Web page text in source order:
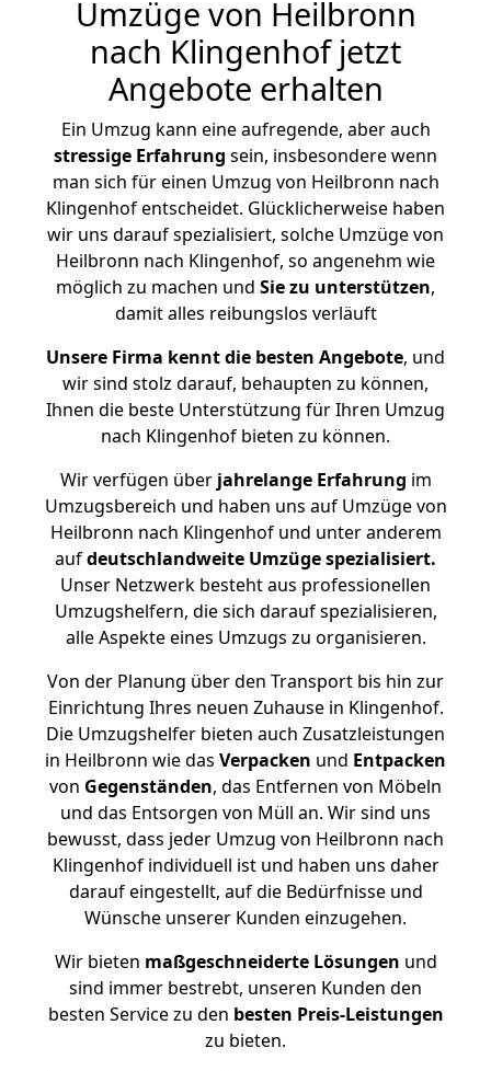
Umzüge von Heilbronn
nach Klingenhof jetzt
Angebote erhalten
Ein Umzug kann eine aufregende, aber auch
stressige Erfahrung sein, insbesondere wenn
man sich für einen Umzug von Heilbronn nach
Klingenhof entscheidet. Glücklicherweise haben
wir uns darauf spezialisiert, solche Umzüge von
Heilbronn nach Klingenhof, so angenehm wie
möglich zu machen und Sie zu unterstützen,
damit alles reibungslos verläuft
Unsere Firma kennt die besten Angebote, und
wir sind stolz darauf, behaupten zu können,
Ihnen die beste Unterstützung für Ihren Umzug
nach Klingenhof bieten zu können.
Wir verfügen überjahrelange Erfahrung im
Umzugsbereich und haben uns auf Umzüge von
Heilbronn nach Klingenhof und unter anderem
aufdeutschlandweite Umzüge spezialisiert.
Unser Netzwerk besteht aus professionellen
Umzugshelfern, die sich darauf spezialisieren,
alle Aspekte eines Umzugs zu organisieren.
Von der Planung über den Transport bis hin zur
Einrichtung Ihres neuen Zuhause in Klingenhof.
Die Umzugshelfer bieten auch Zusatzleistungen
in Heilbronn wie das Verpacken und Entpacken
von Gegenständen, das Entfernen von Möbeln
und das Entsorgen von Müll an. Wir sind uns
bewusst, dass jeder Umzug von Heilbronn nach
Klingenhof individuell ist und haben uns daher
darauf eingestellt, auf die Bedürfnisse und
Wünsche unserer Kunden einzugehen.
Wir bieten maßgeschneiderte Lösungen und
sind immer bestrebt, unseren Kunden den
besten Service zu den besten Preis-Leistungen
zu bieten.